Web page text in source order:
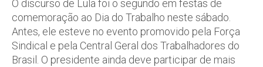
O discurso de Lula foi o segundo em festas de
comemoração ao Dia do Trabalho neste sábado.
Antes, ele esteve no evento promovido pela Força
Sindical e pela Central Geral dos Trabalhadores do
Brasil. O presidente ainda deve participar de mais